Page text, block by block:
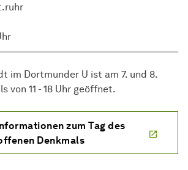
im Dortmunder U ist am 7. und 8.
von 11 - 18 Uhr geöffnet.
zum Tag des
Denkmals